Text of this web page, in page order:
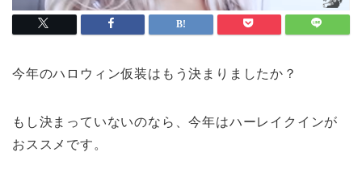
今年のハロウィン仮装はもう決まりましたか？
もし決まっていないのなら、今年はハーレイクインが
おススメです。